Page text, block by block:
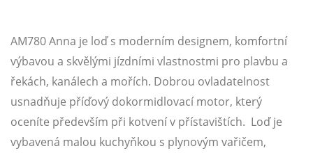
AM780 Anna je loď s moderním designem, komfortní
výbavou a skvělými jízdními vlastnostmi pro plavbu a
řekách, kanálech a mořích. Dobrou ovladatelnost
usnadňuje příďový dokormidlovací motor, který
oceníte především při kotvení v přístavištích. Loď je
vybavená malou kuchyňkou s plynovým vařičem,